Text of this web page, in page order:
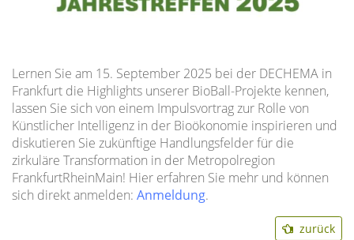
Lernen Sie am 15. September 2025 bei der DECHEMA in
Frankfurt die Highlights unserer BioBall-Projekte kennen,
lassen Sie sich von einem Impulsvortrag zur Rolle von
Künstlicher Intelligenz in der Bioökonomie inspirieren und
diskutieren Sie zukünftige Handlungsfelder für die
zirkuläre Transformation in der Metropolregion
FrankfurtRheinMain! Hier erfahren Sie mehr und können
sich direkt anmelden: Anmeldung.
zurück